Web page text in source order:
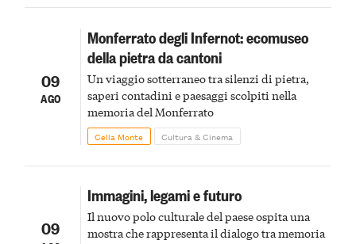
09
AGO
Monferrato degli Infernot: ecomuseo
della pietra da cantoni
Un viaggio sotterraneo tra silenzi di pietra,
saperi contadini e paesaggi scolpiti nella
memoria del Monferrato
Cella Monte Cultura & Cinema
09
Immagini, legami e futuro
Il nuovo polo culturale del paese ospita una
mostra che rappresenta il dialogo tra memoria